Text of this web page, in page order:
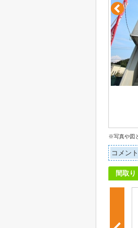
※写真や図
コメント
間取り